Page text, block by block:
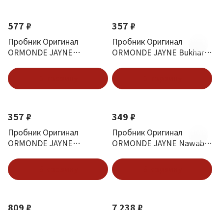
577 ₽
Пробник Оригинал
ORMONDE JAYNE
De Parfum Интенсивный
2.5 ml
357 ₽
Пробник Оригинал
ORMONDE JAYNE Bukhara
Востока 2.5 ml
357 ₽
Пробник Оригинал
ORMONDE JAYNE
349 ₽
Пробник Оригинал
ORMONDE JAYNE Nawab
Новинка Хит
809 ₽ 7 238 ₽